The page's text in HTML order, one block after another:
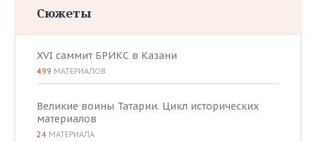
Сюжеты
XVI саммит БРИКС в Казани
499 МАТЕРИАЛОВ
Великие воины Татарии. Цикл исторических
материалов
24 МАТЕРИАЛА